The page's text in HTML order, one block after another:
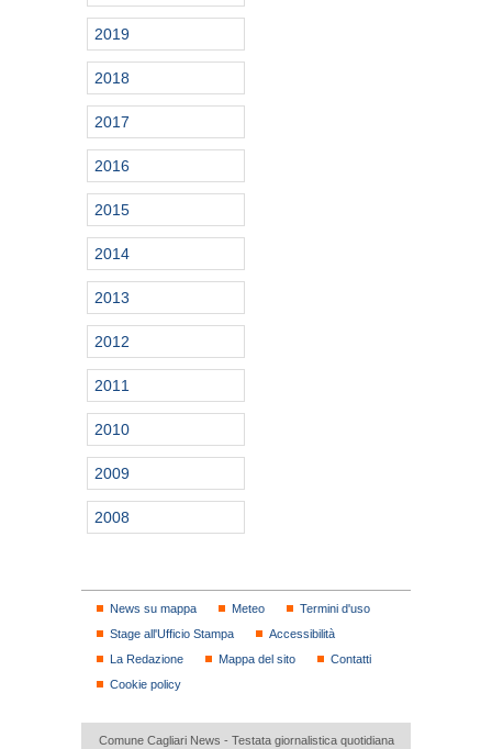
2019
2018
2017
2016
2015
2014
2013
2012
2011
2010
2009
2008
News su mappa Meteo
Termini d'uso
Stage all'Ufficio Stampa
Accessibilità
La Redazione
Mappa del sito
Contatti
Cookie policy
Comune Cagliari News - Testata giornalistica quotidiana